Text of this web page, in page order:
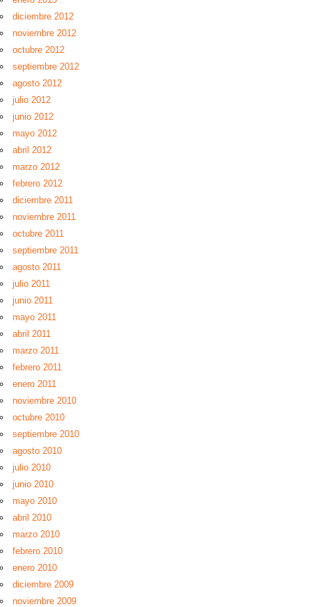
diciembre 2012
noviembre 2012
octubre 2012
septiembre 2012
agosto 2012
julio 2012
junio 2012
mayo 2012
abril 2012
marzo 2012
febrero 2012
diciembre 2011
noviembre 2011
octubre 2011
septiembre 2011
agosto 2011
julio 2011
junio 2011
mayo 2011
abril 2011
marzo 2011
febrero 2011
enero 2011
noviembre 2010
octubre 2010
septiembre 2010
agosto 2010
julio 2010
junio 2010
mayo 2010
abril 2010
marzo 2010
febrero 2010
enero 2010
diciembre 2009
noviembre 2009